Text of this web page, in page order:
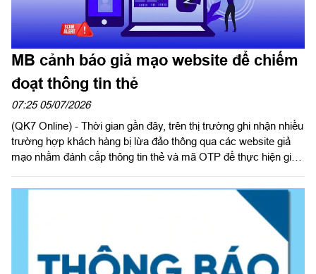
MB cảnh báo giả mạo website để chiếm
đoạt thông tin thẻ
07:25 05/07/2026
(QK7 Online) - Thời gian gần đây, trên thị trường ghi nhận nhiều
trường hợp khách hàng bị lừa đảo thông qua các website giả
mạo nhằm đánh cắp thông tin thẻ và mã OTP để thực hiện giao
giao diện tương tự website của doanh nghiệp, thương hiệu uy
tín hoặc cơ quan nhà nước để tạo lòng tin với khách hàng.